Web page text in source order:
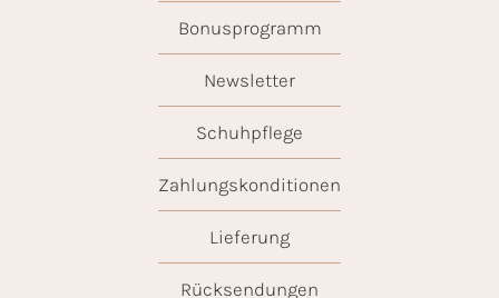
Bonusprogramm
Newsletter
Schuhpflege
Zahlungskonditionen
Lieferung
Rücksendungen